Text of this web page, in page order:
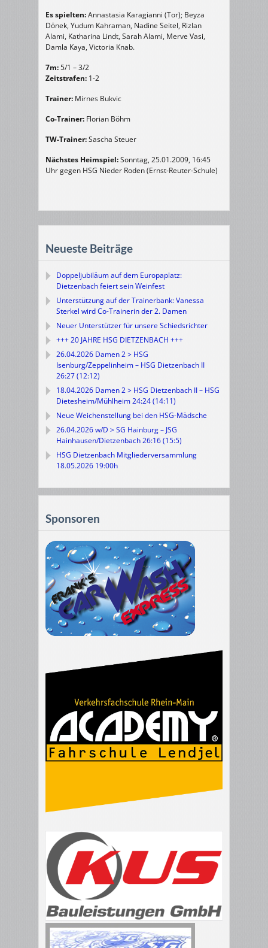
Es spielten:Annastasia Karagianni (Tor); Beyza
Dönek, Yudum Kahraman, Nadine Seitel, Rizlan
Alami, Katharina Lindt, Sarah Alami, Merve Vasi,
Damla Kaya, Victoria Knab.
7m:5/1 – 3/2
Zeitstrafen: 1-2
Trainer: Mirnes Bukvic
Co-Trainer: Florian Böhm
TW-Trainer:Sascha Steuer
Nächstes Heimspiel:Sonntag, 25.01.2009, 16:45
Uhr gegen HSG Nieder Roden (Ernst-Reuter-Schule)
Neueste Beiträge
Doppeljubiläum auf dem Europaplatz:
Dietzenbach feiert sein Weinfest
Unterstützung auf der Trainerbank: Vanessa
Sterkel wird Co-Trainerin der 2. Damen
Neuer Unterstützer für unsere Schiedsrichter
+++ 20 JAHRE HSG DIETZENBACH +++
26.04.2026 Damen 2 > HSG
Isenburg/Zeppelinheim – HSG Dietzenbach II
26:27 (12:12)
18.04.2026 Damen 2 > HSG Dietzenbach II – HSG
Dietesheim/Mühlheim 24:24 (14:11)
Neue Weichenstellung bei den HSG-Mädsche
26.04.2026 w/D > SG Hainburg – JSG
Hainhausen/Dietzenbach 26:16 (15:5)
HSG Dietzenbach Mitgliederversammlung
18.05.2026 19:00h
Sponsoren